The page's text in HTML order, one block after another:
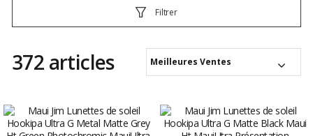
Filtrer
372 articles Meilleures Ventes